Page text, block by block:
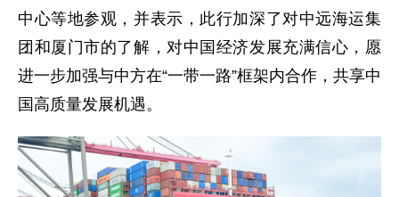
中心等地参观，并表示，此行加深了对中远海运集
团和厦门市的了解，对中国经济发展充满信心，愿
进一步加强与中方在“一带一路”框架内合作，共享中
国高质量发展机遇。